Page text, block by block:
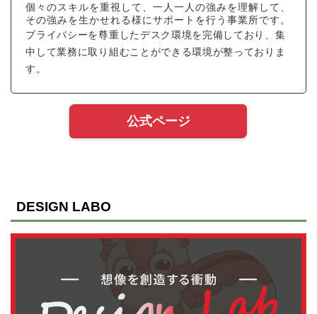
個々のスキルを重視して、一人一人の強みを理解して、
その強みを生かせれる様にサポートを行う事業所です。
プライバシーを尊重したデスク環境を完備しており、集
中して業務に取り組むことができる環境が整っておりま
す。
公式ページ
DESIGN LABO